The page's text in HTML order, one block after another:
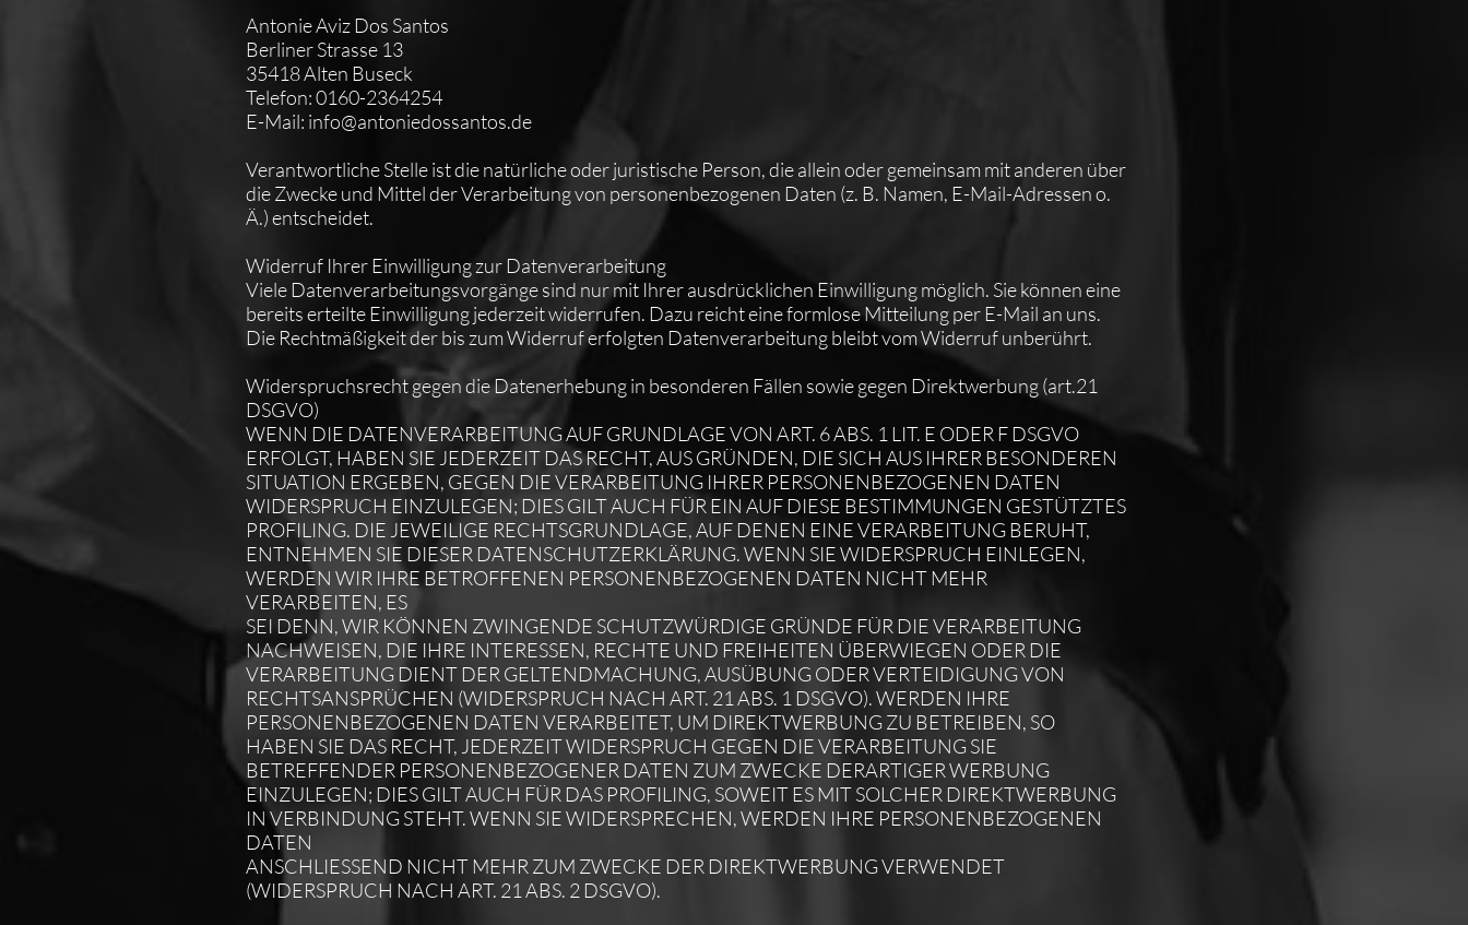
Antonie Aviz Dos Santos
Berliner Strasse 13
35418 Alten Buseck
Telefon: 0160-2364254
E-Mail: info@antoniedossantos.de
Verantwortliche Stelle ist die natürliche oder juristische Person, die allein oder gemeinsam mit anderen über
die Zwecke und Mittel der Verarbeitung von personenbezogenen Daten (z. B. Namen, E-Mail-Adressen o.
Ä.) entscheidet.
Widerruf Ihrer Einwilligung zur Datenverarbeitung
Viele Datenverarbeitungsvorgänge sind nur mit Ihrer ausdrücklichen Einwilligung möglich. Sie können eine
bereits erteilte Einwilligung jederzeit widerrufen. Dazu reicht eine formlose Mitteilung per E-Mail an uns.
Die Rechtmäßigkeit der bis zum Widerruf erfolgten Datenverarbeitung bleibt vom Widerruf unberührt.
Widerspruchsrecht gegen die Datenerhebung in besonderen Fällen sowie gegen Direktwerbung (art.21
DSGVO)
WENN DIE DATENVERARBEITUNG AUF GRUNDLAGE VON ART. 6 ABS. 1 LIT. E ODER F DSGVO
ERFOLGT, HABEN SIE JEDERZEIT DAS RECHT, AUS GRÜNDEN, DIE SICH AUS IHRER BESONDEREN
SITUATION ERGEBEN, GEGEN DIE VERARBEITUNG IHRER PERSONENBEZOGENEN DATEN
WIDERSPRUCH EINZULEGEN; DIES GILT AUCH FÜR EIN AUF DIESE BESTIMMUNGEN GESTÜTZTES
PROFILING. DIE JEWEILIGE RECHTSGRUNDLAGE, AUF DENEN EINE VERARBEITUNG BERUHT,
ENTNEHMEN SIE DIESER DATENSCHUTZERKLÄRUNG. WENN SIE WIDERSPRUCH EINLEGEN,
WERDEN WIR IHRE BETROFFENEN PERSONENBEZOGENEN DATEN NICHT MEHR
VERARBEITEN, ES
SEI DENN, WIR KÖNNEN ZWINGENDE SCHUTZWÜRDIGE GRÜNDE FÜR DIE VERARBEITUNG
NACHWEISEN, DIE IHRE INTERESSEN, RECHTE UND FREIHEITEN ÜBERWIEGEN ODER DIE
VERARBEITUNG DIENT DER GELTENDMACHUNG, AUSÜBUNG ODER VERTEIDIGUNG VON
RECHTSANSPRÜCHEN (WIDERSPRUCH NACH ART. 21 ABS. 1 DSGVO). WERDEN IHRE
PERSONENBEZOGENEN DATEN VERARBEITET, UM DIREKTWERBUNG ZU BETREIBEN, SO
HABEN SIE DAS RECHT, JEDERZEIT WIDERSPRUCH GEGEN DIE VERARBEITUNG SIE
BETREFFENDER PERSONENBEZOGENER DATEN ZUM ZWECKE DERARTIGER WERBUNG
EINZULEGEN; DIES GILT AUCH FÜR DAS PROFILING, SOWEIT ES MIT SOLCHER DIREKTWERBUNG
IN VERBINDUNG STEHT. WENN SIE WIDERSPRECHEN, WERDEN IHRE PERSONENBEZOGENEN
DATEN
ANSCHLIESSEND NICHT MEHR ZUM ZWECKE DER DIREKTWERBUNG VERWENDET
(WIDERSPRUCH NACH ART. 21 ABS. 2 DSGVO).